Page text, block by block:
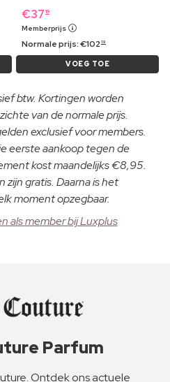
€37 19
Memberprijs
Normale prijs:€102 19
VOEG TOE
btw. Kortingen worden
van de normale prijs.
exclusief voor members.
eerste aankoop tegen de
kost maandelijks €8,95.
zijn gratis. Daarna is het
moment opzegbaar.
als member bij Luxplus
Parfum
Ontdek ons actuele